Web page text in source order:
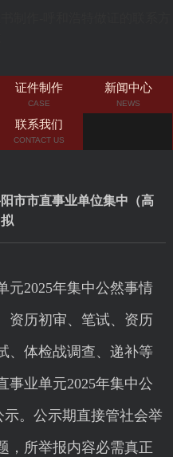
证件制作
CASE
新闻中心
NEWS
联系我们
CONTACT US
市市直事业单位集中（高
2025年集中公然事情
资历初审、笔试、资历
、体检战调查、递补等
事业单元2025年集中公
。公示期直接管社会举
，所举报内容必需真正